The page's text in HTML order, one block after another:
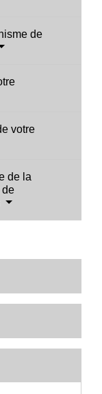
de
votre
de la
de